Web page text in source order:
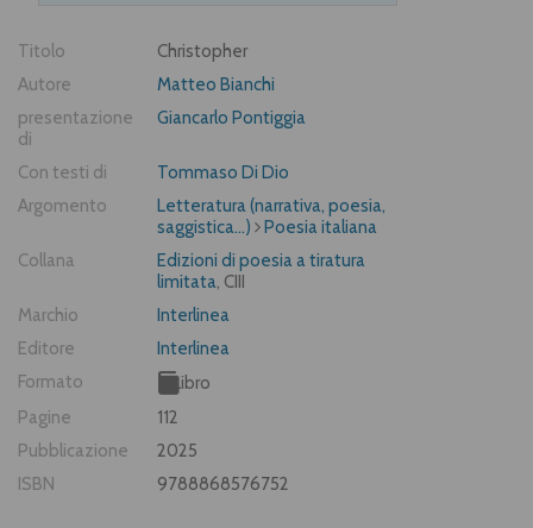
Titolo
Christopher
Autore
Matteo Bianchi
presentazione
di
Giancarlo Pontiggia
Con testi di
Tommaso Di Dio
Argomento
Letteratura (narrativa, poesia,
saggistica...)
Poesia italiana
Collana
Edizioni di poesia a tiratura
limitata, CIII
Marchio
Interlinea
Editore
Interlinea
Formato
Libro
Pagine
112
Pubblicazione
2025
ISBN
9788868576752